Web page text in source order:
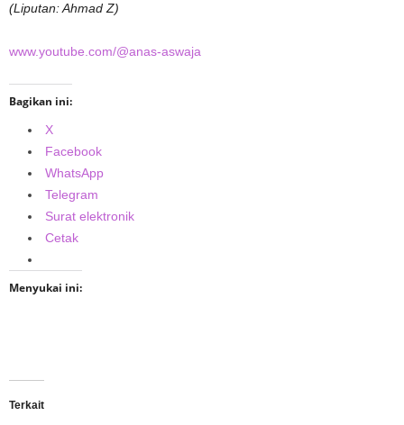
(Liputan: Ahmad Z)
www.youtube.com/@anas-aswaja
Bagikan ini:
X
Facebook
WhatsApp
Telegram
Surat elektronik
Cetak
Menyukai ini:
Terkait